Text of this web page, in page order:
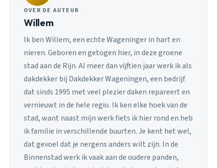
OVER DE AUTEUR
Willem
Ik ben Willem, een echte Wageninger in hart en
nieren. Geboren en getogen hier, in deze groene
stad aan de Rijn. Al meer dan vijftien jaar werk ik als
dakdekker bij Dakdekker Wageningen, een bedrijf
dat sinds 1995 met veel plezier daken repareert en
vernieuwt in de hele regio. Ik ken elke hoek van de
stad, want naast mijn werk fiets ik hier rond en heb
ik familie in verschillende buurten. Je kent het wel,
dat gevoel dat je nergens anders wilt zijn. In de
Binnenstad werk ik vaak aan de oudere panden,